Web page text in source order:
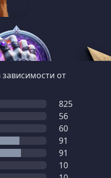
зависимости от
825
56
60
91
91
10